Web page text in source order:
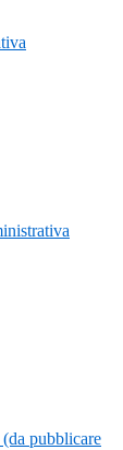
pubblicare